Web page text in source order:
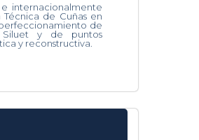
internacionalmente
de Cuñas en
de
y de puntos
y reconstructiva.